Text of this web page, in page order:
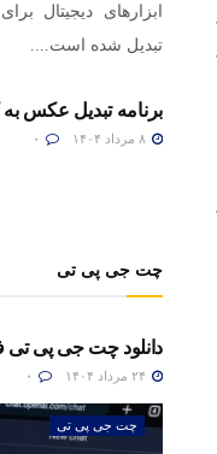
ابزارهای دیجیتال
تبدیل شده است....
برنامه تبدیل عکس به
چت جی پی تی
دانلود چت جی پی تی
چت جی پی تی